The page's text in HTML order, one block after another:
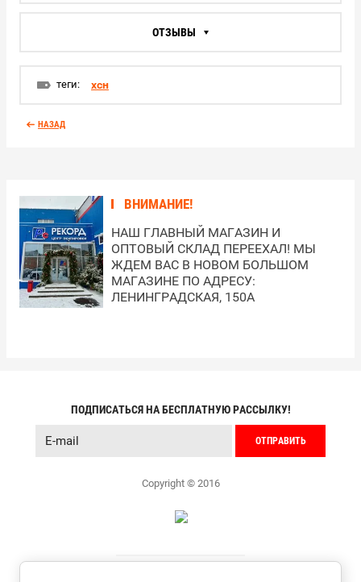
ВНИМАНИЕ!
НАШ ГЛАВНЫЙ МАГАЗИН И
ОПТОВЫЙ СКЛАД ПЕРЕЕХАЛ! МЫ
ЖДЕМ ВАС В НОВОМ БОЛЬШОМ
МАГАЗИНЕ ПО АДРЕСУ:
ЛЕНИНГРАДСКАЯ, 150А
ОТЗЫВЫ
теги: хсн
НАЗАД
ПОДПИСАТЬСЯ НА БЕСПЛАТНУЮ РАССЫЛКУ!
ОТПРАВИТЬ
Copyright © 2016